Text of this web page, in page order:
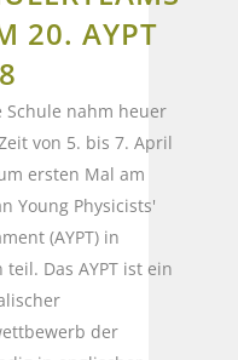
20. AYPT
Schule nahm heuer
von 5. bis 7. April
ersten Mal am
Young Physicists'
(AYPT) in
teil. Das AYPT ist ein
der